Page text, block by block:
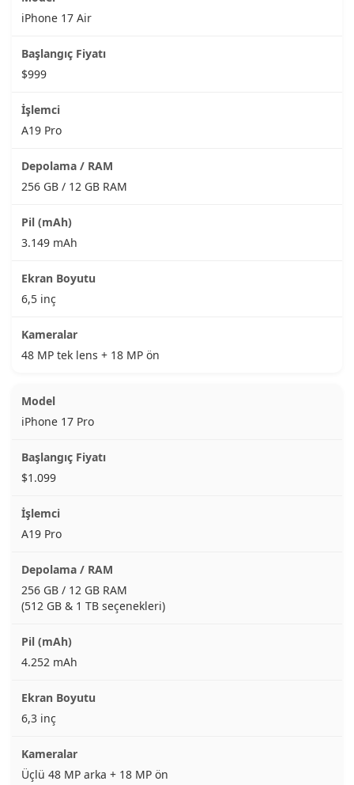
iPhone 17 Air
$999
A19 Pro
256 GB / 12 GB RAM
3.149 mAh
6,5 inç
48 MP tek lens + 18 MP ön
iPhone 17 Pro
$1.099
A19 Pro
256 GB / 12 GB RAM
(512 GB & 1 TB seçenekleri)
4.252 mAh
6,3 inç
Üçlü 48 MP arka + 18 MP ön